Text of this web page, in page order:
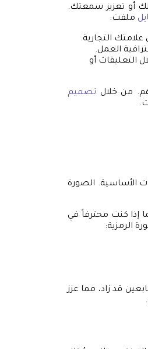
أو تعزيز سمعتك.
ملفت:
التجارية.
العمل.
التعليقات أو
من خلال تصميم
الأساسية. الصورة
إذا كنت محترفاً في
الرمزية:
قد زاد، مما عزز